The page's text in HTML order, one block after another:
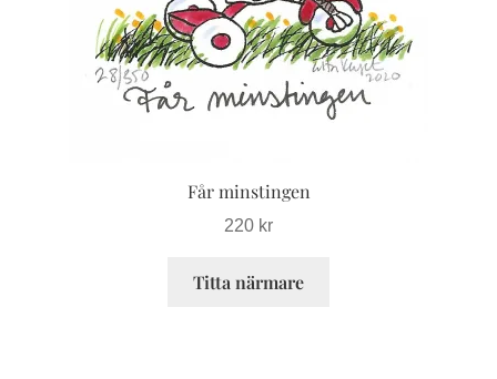
Får minstingen
220 kr
Titta närmare
olika
alternativen
kan
väljas